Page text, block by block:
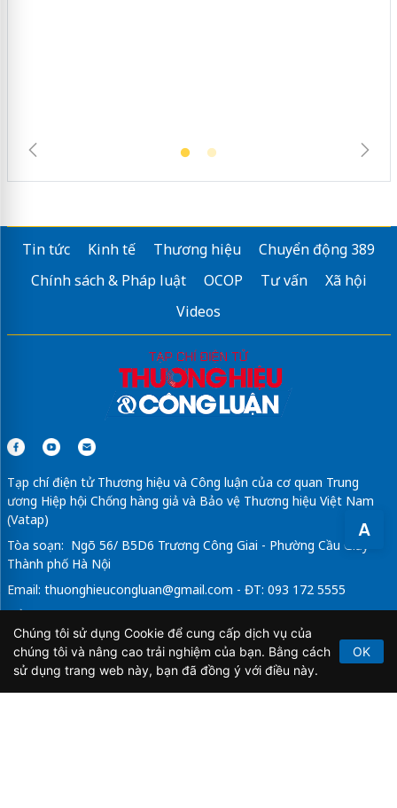
A
Tin tức Kinh tế Thương hiệu
Chuyển động 389
Chính sách & Pháp luật
OCOP Tư vấn
Xã hội
Videos
Tạp chí điện tử Thương hiệu và Công luận của cơ quan Trung
ương Hiệp hội Chống hàng giả và Bảo vệ Thương hiệu Việt Nam
(Vatap)
Tòa soạn: Ngõ 56/ B5D6 Trương Công Giai - Phường Cầu Giấy -
Thành phố Hà Nội
Email: thuonghieucongluan@gmail.com - ĐT: 093 172 5555
Tổng Biên Tập: Vũ Đức Thuận
Giấy phép hoạt động báo chí điện tử số 64/GP-BTTTT do Bộ
Thông tin và Truyền thông cấp ngày 21/2/2020.
Chúng tôi sử dụng Cookie để cung cấp dịch vụ của
chúng tôi và nâng cao trải nghiệm của bạn. Bằng cách
sử dụng trang web này, bạn đã đồng ý với điều này.
OK